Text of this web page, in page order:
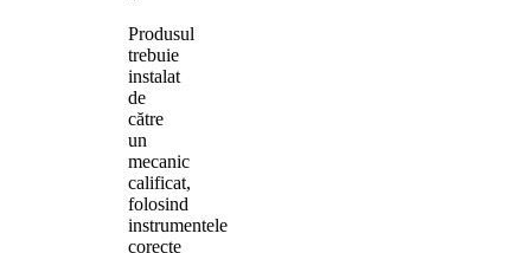
Produsul
trebuie
instalat
de
către
un
mecanic
calificat,
folosind
instrumentele
corecte